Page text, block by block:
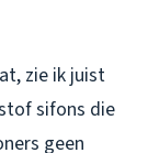
zie ik juist
sifons die
geen